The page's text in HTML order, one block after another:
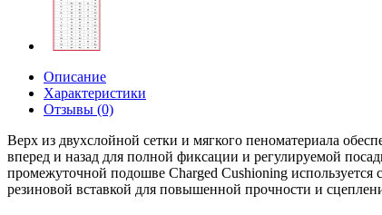
Описание
Характеристики
Отзывы (0)
Верх из двухслойной сетки и мягкого пеноматериала
вперед и назад для полной фиксации и регулируемой
промежуточной подошве Charged Cushioning
резиновой вставкой для повышенной прочности и